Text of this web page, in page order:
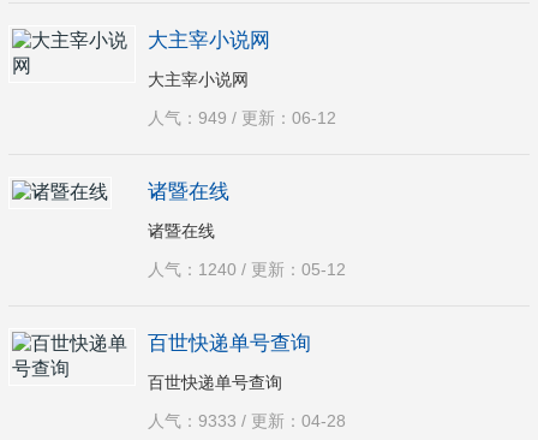
大主宰小说网
大主宰小说网
人气：949 / 更新：06-12
诸暨在线
诸暨在线
人气：1240 / 更新：05-12
百世快递单号查询
百世快递单号查询
人气：9333 / 更新：04-28